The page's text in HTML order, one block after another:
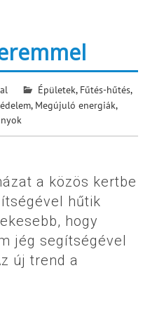
Épületek, Fűtés-hűtés,
, Megújuló energiák,
a közös kertbe
hűtik
hogy
jég segítségével
új trend a